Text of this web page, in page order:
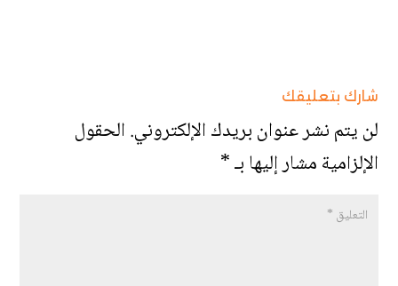
شارك بتعليقك
لن يتم نشر عنوان بريدك الإلكتروني.الحقول
الإلزامية مشار إليها بـ*